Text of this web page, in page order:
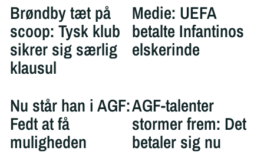
Brøndby tæt på
scoop: Tysk klub
sikrer sig særlig
klausul
Medie: UEFA
betalte Infantinos
elskerinde
Nu står han i AGF:
Fedt at få
muligheden
AGF-talenter
stormer frem: Det
betaler sig nu